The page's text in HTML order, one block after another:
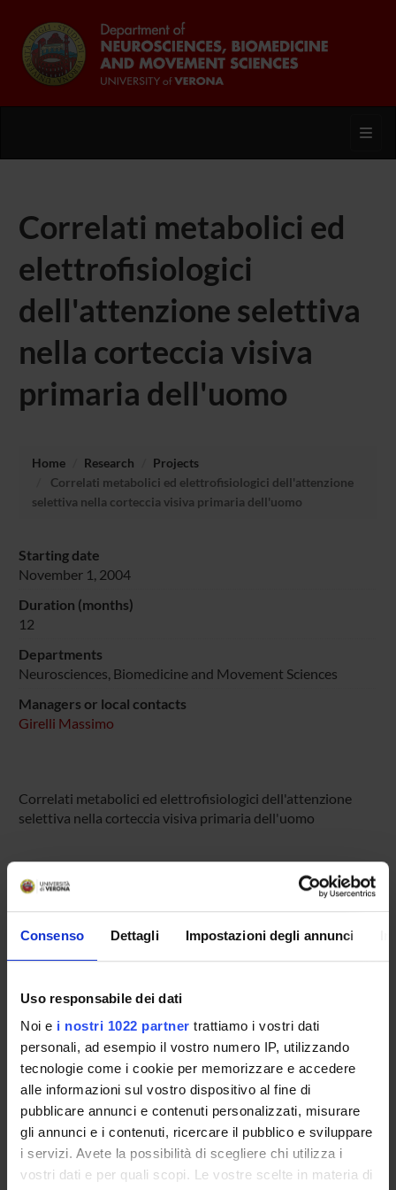
Consenso Dettagli Impostazioni degli annunci
Uso responsabile dei dati
Noi e i nostri 1022 partner trattiamo i vostri dati
personali, ad esempio il vostro numero IP, utilizzando
tecnologie come i cookie per memorizzare e accedere
alle informazioni sul vostro dispositivo al fine di
pubblicare annunci e contenuti personalizzati, misurare
gli annunci e i contenuti, ricercare il pubblico e sviluppare
i servizi. Avete la possibilità di scegliere chi utilizza i
vostri dati e per quali scopi. Le vostre scelte in materia di
Correlati metabolici ed
elettrofisiologici
dell'attenzione selettiva
nella corteccia visiva
primaria dell'uomo
Home Research
Projects
Correlati metabolici ed elettrofisiologici dell'attenzione
selettiva nella corteccia visiva primaria dell'uomo
Starting date
November 1, 2004
Duration (months)
12
Departments
Neurosciences, Biomedicine and Movement Sciences
Managers or local contacts
Girelli Massimo
Correlati metabolici ed elettrofisiologici dell'attenzione
selettiva nella corteccia visiva primaria dell'uomo
Funds:assigned and managed by the department
Massimo Girelli
Associate Professor
SECTIONS
Physiology and Psychology Section